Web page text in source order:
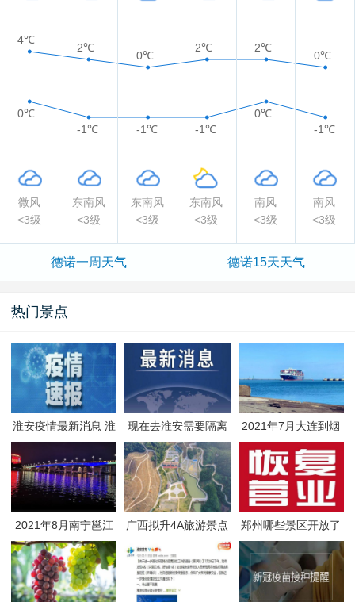
4℃
2℃
0℃
2℃ 2℃
0℃
0℃
-1℃
-1℃ -1℃
0℃
-1℃
微风 东南风 东南风 东南风 南风
南风
<3级
<3级 <3级 <3级 <3级 <3级
德诺一周天气 德诺15天天气
热门景点
淮安疫情最新消息 淮
安疫情防控政策
现在去淮安需要隔离
吗 淮安最新隔离政策
2021年7月大连到烟
台航线因台风停航
2021年8月南宁邕江
夜游活动
广西拟升4A旅游景点
郑州哪些景区开放了
郑州景区什么时候恢
复开放